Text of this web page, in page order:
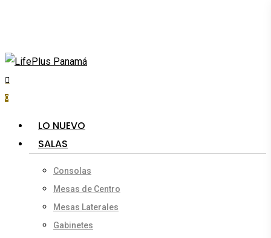
content
search
account
0
LO NUEVO
SALAS
Consolas
Mesas de Centro
Mesas Laterales
Gabinetes